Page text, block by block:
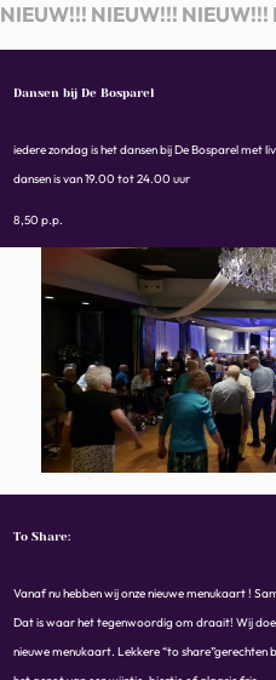
NIEUW!!! NIEUW!!! NIEUW!!!
Dansen bij De Bosparel
iedere zondag is het dansen bij De Bosparel met
dansen is van 19.00 tot 24.00 uur
8,50 p.p.
To Share:
Vanaf nu hebben wij onze nieuwe menukaart !
Dat is waar het tegenwoordig om draait! Wij
nieuwe menukaart. Lekkere “to share”gerechten